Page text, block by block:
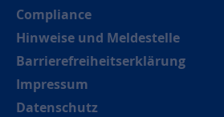
Compliance
Hinweise und Meldestelle
Barrierefreiheitserklärung
Impressum
Datenschutz